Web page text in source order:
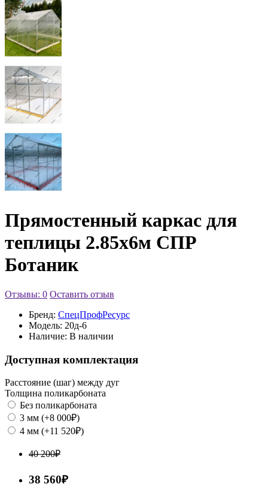
Прямостенный каркас для
теплицы 2.85х6м СПР
Ботаник
Отзывы: 0 Оставить отзыв
Бренд: СпецПрофРесурс
Модель: 20д-6
Наличие: В наличии
Доступная комплектация
Расстояние (шаг) между дуг
Толщина поликарбоната
Без поликарбоната
3 мм (+8 000₽)
4 мм (+11 520₽)
40 200₽
38 560₽